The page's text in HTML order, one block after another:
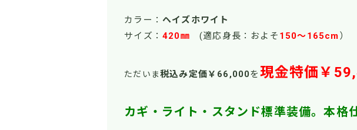
カラー：ヘイズホワイト
サイズ：420㎜ (適応身長：およそ 150～165cm）
ただいま税込み定価￥66 ,000を 現金特価￥
カギ・ライト・スタンド標準装備。本格